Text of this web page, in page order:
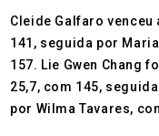
Cleide Galfaro venceu
141, seguida por
157. Lie Gwen Chang
25,7, com 145,
por Wilma Tavares,